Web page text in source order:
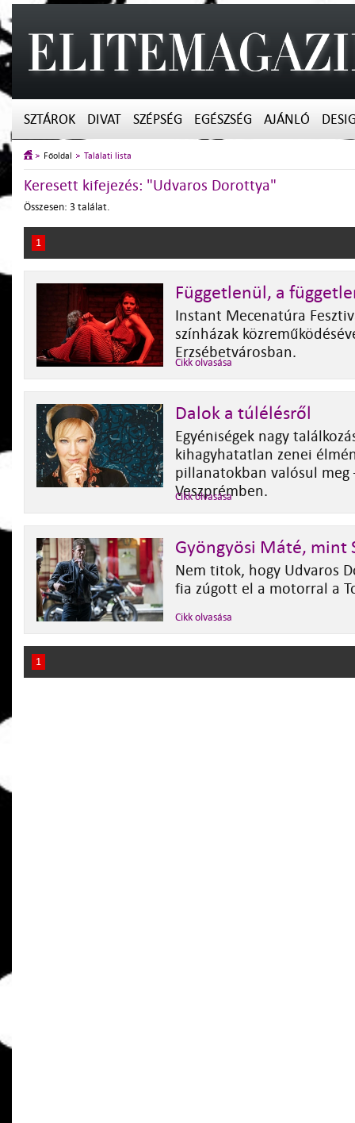
SZTÁROK DIVAT SZÉPSÉG EGÉSZSÉG AJÁNLÓ
Főoldal Találati lista
Keresett kifejezés: "Udvaros Dorottya"
Összesen: 3 találat.
1
Függetlenül, a
Instant Mecenatúra
színházak
Erzsébetvárosban.
Cikk olvasása
Dalok a túlélésről
Egyéniségek nagy
kihagyhatatlan zenei
pillanatokban valósul meg
Veszprémben.
Cikk olvasása
Gyöngyösi Máté, mint
Nem titok, hogy Udvaros
fia zúgott el a motorral a
Cikk olvasása
1